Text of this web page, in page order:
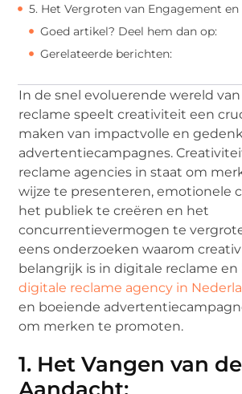
5. Het Vergroten van Engagement en
Goed artikel? Deel hem dan op:
Gerelateerde berichten:
In de snel evoluerende wereld
reclame speelt creativiteit een
maken van impactvolle en
advertentiecampagnes.
reclame agencies in staat om
wijze te presenteren, emotionele
het publiek te creëren en het
concurrentievermogen te
eens onderzoeken waarom
belangrijk is in digitale reclame en
digitale reclame agency in
en boeiende
om merken te promoten.
1. Het Vangen van de